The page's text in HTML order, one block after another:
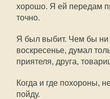
хорошо. Я ей передам
точно.
Я был выбит. Чем бы ни
воскресенье, думал
приятеля, друга,
Когда и где похороны,
пойду.